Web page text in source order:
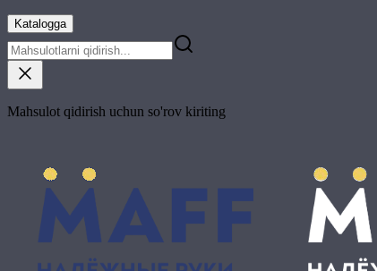
Katalogga
Mahsulot qidirish uchun so'rov kiriting